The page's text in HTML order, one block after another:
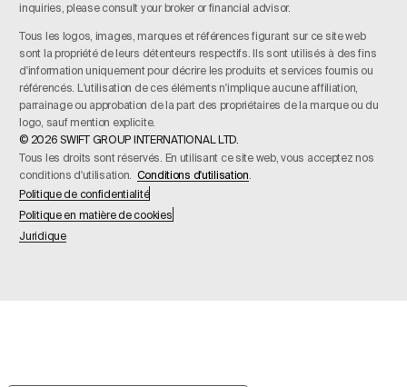
inquiries, please consult your broker or financial advisor.
Tous les logos, images, marques et références figurant sur ce site web
sont la propriété de leurs détenteurs respectifs. Ils sont utilisés à des fins
d'information uniquement pour décrire les produits et services fournis ou
référencés. L'utilisation de ces éléments n'implique aucune affiliation,
parrainage ou approbation de la part des propriétaires de la marque ou du
logo, sauf mention explicite.
© 2026 SWIFT GROUP INTERNATIONAL LTD.
Tous les droits sont réservés. En utilisant ce site web, vous acceptez nos
conditions d'utilisation. Conditions d'utilisation
Politique de confidentialité
Politique en matière de cookies
Juridique